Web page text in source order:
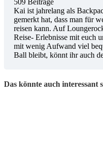
Kai ist jahrelang als
gemerkt hat, dass man für
reisen kann. Auf
Reise- Erlebnisse mit euch
mit wenig Aufwand viel
Ball bleibt, könnt ihr auch
Das könnte auch interessant